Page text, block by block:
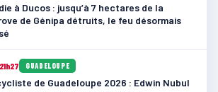
à Ducos : jusqu’à 7 hectares de la
de Génipa détruits, le feu désormais
GUADELOUPE
de Guadeloupe 2026 : Edwin Nubul